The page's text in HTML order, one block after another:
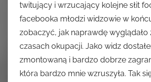
twitujący i wrzucający kolejne słit
facebooka młodzi widzowie w
zobaczyć, jak naprawdę wyglądało
czasach okupacji. Jako widz
zmontowaną i bardzo dobrze
która bardzo mnie wzruszyła. Tak